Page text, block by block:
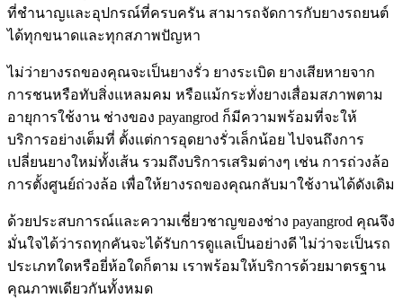
ที่ชํานาญและอุปกรณ์ที่ครบครัน สามารถจัดการกับยางรถยนต์
ได้ทุกขนาดและทุกสภาพปัญหา
ไม่ว่ายางรถของคุณจะเป็นยางรั่ว ยางระเบิด ยางเสียหายจาก
การชนหรือทับสิ่งแหลมคม หรือแม้กระทั่งยางเสื่อมสภาพตาม
อายุการใช้งาน ช่างของ payangrod ก็มีความพร้อมที่จะให้
บริการอย่างเต็มที่ ตั้งแต่การอุดยางรั่วเล็กน้อย ไปจนถึงการ
เปลี่ยนยางใหม่ทั้งเส้น รวมถึงบริการเสริมต่างๆ เช่น การถ่วงล้อ
การตั้งศูนย์ถ่วงล้อ เพื่อให้ยางรถของคุณกลับมาใช้งานได้ดังเดิม
ด้วยประสบการณ์และความเชี่ยวชาญของช่าง payangrod คุณจึง
มั่นใจได้ว่ารถทุกคันจะได้รับการดูแลเป็นอย่างดี ไม่ว่าจะเป็นรถ
ประเภทใดหรือยี่ห้อใดก็ตาม เราพร้อมให้บริการด้วยมาตรฐาน
คุณภาพเดียวกันทั้งหมด